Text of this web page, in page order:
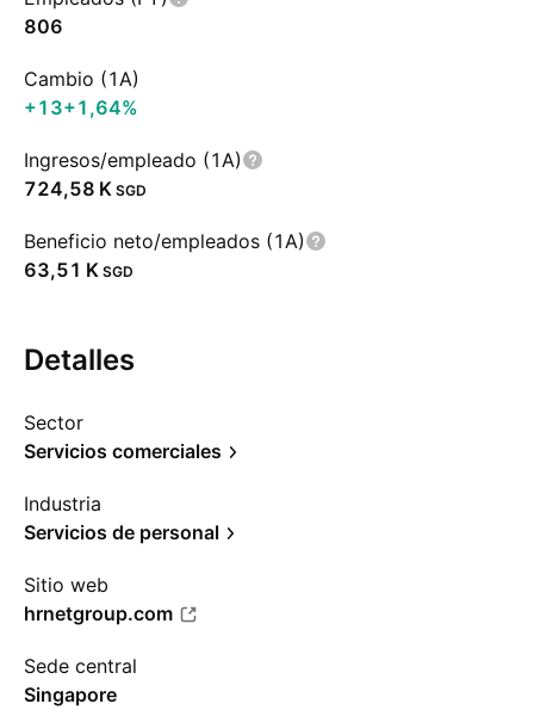
806
Cambio (1A)
+13+1,64%
Ingresos/empleado (1A)
‪724,58 K‬ SGD
Beneficio neto/empleados (1A)
‪63,51 K‬ SGD
Detalles
Sector
Servicios comerciales
Industria
Servicios de personal
Sitio web
hrnetgroup.com
Sede central
Singapore